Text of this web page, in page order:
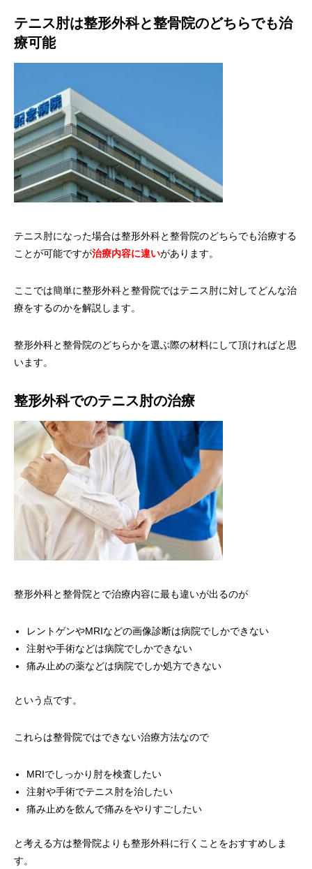
テニス肘は整形外科と整骨院のどちらでも治
療可能
テニス肘になった場合は整形外科と整骨院のどちらでも治療する
ことが可能ですが治療内容に違いがあります。
ここでは簡単に整形外科と整骨院ではテニス肘に対してどんな治
療をするのかを解説します。
整形外科と整骨院のどちらかを選ぶ際の材料にして頂ければと思
います。
整形外科でのテニス肘の治療
整形外科と整骨院とで治療内容に最も違いが出るのが
レントゲンやMRIなどの画像診断は病院でしかできない
注射や手術などは病院でしかできない
痛み止めの薬などは病院でしか処方できない
という点です。
これらは整骨院ではできない治療方法なので
MRIでしっかり肘を検査したい
注射や手術でテニス肘を治したい
痛み止めを飲んで痛みをやりすごしたい
と考える方は整骨院よりも整形外科に行くことをおすすめしま
す。